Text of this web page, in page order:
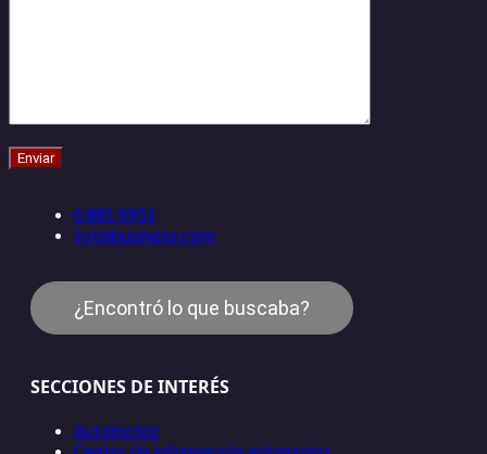
6480 9953
totalbusiness.com
¿Encontró lo que buscaba?
SECCIONES DE INTERÉS
Automotriz